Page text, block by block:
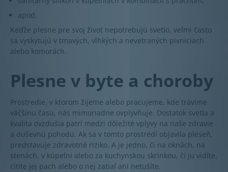
apod.
Keďže plesne pre svoj život nepotrebujú svetlo, veľmi často
sa vyskytujú v tmavých, vlhkých a nevetraných pivniciach
alebo komorách.
Plesne v byte a choroby
Prostredie, v ktorom žijeme alebo pracujeme, kde trávime
väčšinu času, nás mimoriadne ovplyvňuje. Dostatok svetla a
kvalita ovzdušia patrí medzi dôležité vplyvy na naše zdravie
a duševnú pohodu. Ak sa v tomto prostredí objavila pleseň,
predstavuje zdravotné riziko. A je jedno, či na oknách, na
stenách, v kúpeľni alebo za kuchynskou skrinkou, či ju vidíte,
cítite jej pach alebo o nej zatiaľ ani netušíte.